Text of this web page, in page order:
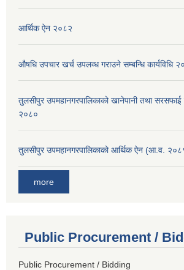
आर्थिक ऐन २०८२
औषधि उपचार खर्च उपलव्ध गराउने सम्बन्धि कार्यविधि
तुलसीपुर उपमहानगरपालिकाको खानेपानी तथा सरसफाई
२०८०
तुलसीपुर उपमहानगरपालिकाको आर्थिक ऐन (आ.व.
more
Public Procurement /
Public Procurement / Bidding